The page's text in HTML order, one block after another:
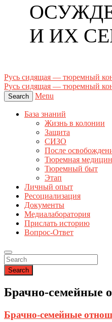
И ИХ
Русь сидящая — тюремный
Русь сидящая — тюремный
Search Menu
База знаний
Жизнь в колонии
Защита
СИЗО
После
Тюремная
Тюремный быт
Этап
Личный опыт
Ресоциализация
Документы
Медиалаборатория
Прислать историю
Вопрос-Ответ
Search
Брачно-семейные
Брачно-семейные